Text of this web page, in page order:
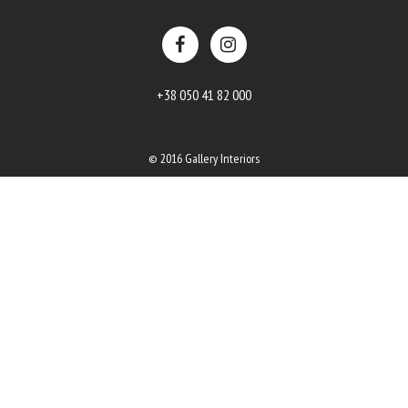
+38 050 41 82 000
© 2016 Gallery Interiors